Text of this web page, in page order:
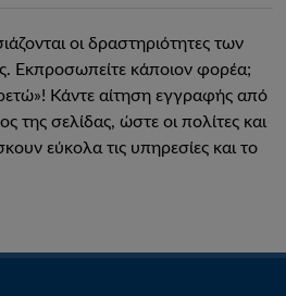
οι δραστηριότητες των
Εκπροσωπείτε κάποιον φορέα;
Κάντε αίτηση εγγραφής από
της σελίδας, ώστε οι πολίτες και
εύκολα τις υπηρεσίες και το